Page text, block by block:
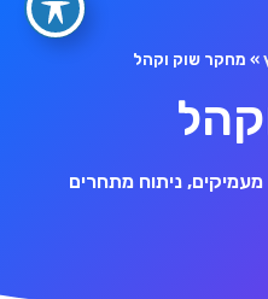
» מחקר שוק וקהל
ניתוח מתחרים